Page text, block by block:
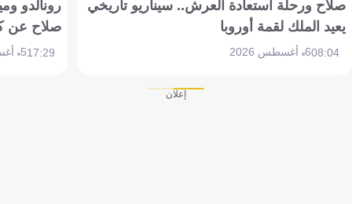
صلاح ورحلة استعادة العرش.. سيناريو تاريخي
يعيد الملك لقمة أوروبا
08:046 أغسطس 2026
رونالدو
صلاح عن
17:295 أغسطس 2026
إعلان